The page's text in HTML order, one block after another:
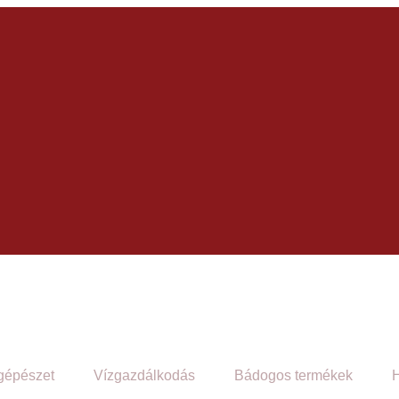
Vízgazdálkodás Bádogos termékek